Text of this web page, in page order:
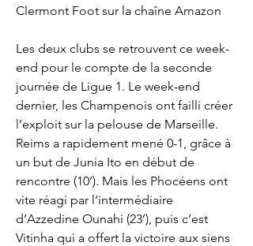
Clermont Foot sur la chaîne Amazon
Les deux clubs se retrouvent ce week-
end pour le compte de la seconde
journée de Ligue 1. Le week-end
dernier, les Champenois ont failli créer
l’exploit sur la pelouse de Marseille.
Reims a rapidement mené 0-1, grâce à
un but de Junia Ito en début de
rencontre (10’). Mais les Phocéens ont
vite réagi par l’intermédiaire
d’Azzedine Ounahi (23’), puis c’est
Vitinha qui a offert la victoire aux siens